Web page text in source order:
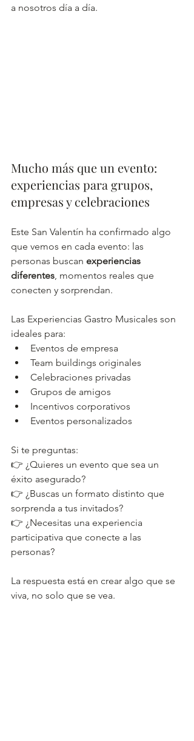
a nosotros día a día.
Mucho más que un evento:
experiencias para grupos,
empresas y celebraciones
Este San Valentín ha confirmado algo
que vemos en cada evento: las
personas buscan experiencias
diferentes , momentos reales que
conecten y sorprendan.
Las Experiencias Gastro Musicales son
ideales para:
Eventos de empresa
Team buildings originales
Celebraciones privadas
Grupos de amigos
Incentivos corporativos
Eventos personalizados
Si te preguntas:
👉 ¿Quieres un evento que sea un
éxito asegurado?
👉 ¿Buscas un formato distinto que
sorprenda a tus invitados?
👉 ¿Necesitas una experiencia
participativa que conecte a las
personas?
La respuesta está en crear algo que se
viva, no solo que se vea.